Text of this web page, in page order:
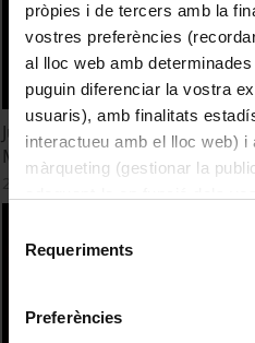
pròpies i de tercers amb la
vostres preferències
al lloc web amb
puguin diferenciar la vostra
usuaris), amb finalitats
interactueu amb el lloc web) i
màrqueting (gestionar la
consultar laPolítica de
Requeriments
Preferències
Jurament Hipocràtic dels
Medicina. Promoció 2004-
2 June, 2010